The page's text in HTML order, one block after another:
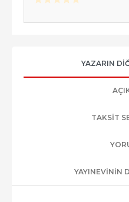
YAZARIN
TAKSIT
YAYINEVININ